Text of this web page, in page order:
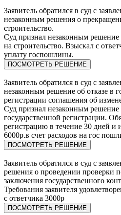
Заявитель обратился в суд с
незаконным решения о
строительство.
Суд признал незаконным
на строительство. Взыскал с
уплату госпошлины.
ПОСМОТРЕТЬ РЕШЕНИЕ
Заявитель обратился в суд с
незаконным решение об отказе в
регистрации соглашения об
Суд признал незаконным решение
государственной регистрации.
регистрацию в течение 30 дней и
6000р.в счет расходов на гос
ПОСМОТРЕТЬ РЕШЕНИЕ
Заявитель обратился в суд c
решения о проведении проверки
заключения государственного
Требования заявителя
с ответчика 3000р
ПОСМОТРЕТЬ РЕШЕНИЕ